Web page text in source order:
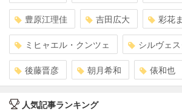
豊原江理佳 吉田広大 彩花
ミヒャエル・クンツェ シルヴェ
後藤晋彦 朝月希和 俵和也
人気記事ランキング